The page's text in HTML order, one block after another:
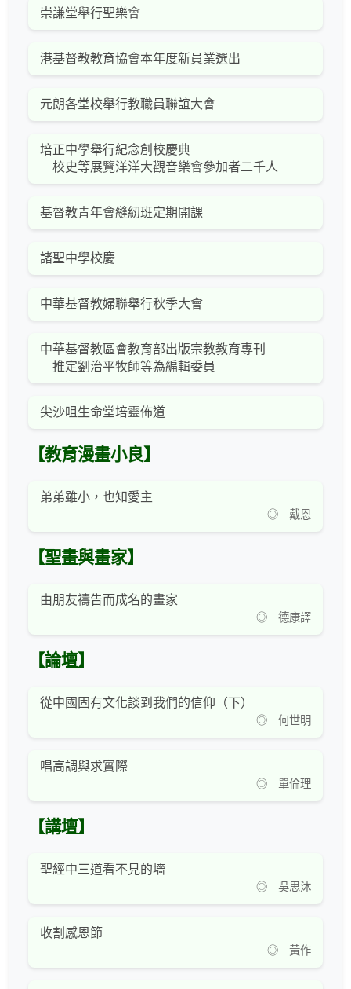
崇謙堂舉行聖樂會
港基督教教育協會本年度新員業選出
元朗各堂校舉行教職員聯誼大會
培正中學舉行紀念創校慶典
校史等展覽洋洋大觀音樂會參加者二千人
基督教青年會縫紉班定期開課
諸聖中學校慶
中華基督教婦聯舉行秋季大會
中華基督教區會教育部出版宗教教育專刊
推定劉治平牧師等為編輯委員
尖沙咀生命堂培靈佈道
【教育漫畫小良】
弟弟雖小，也知愛主
◎ 戴恩
【聖畫與畫家】
由朋友禱告而成名的畫家
◎ 德康譯
【論壇】
從中國固有文化談到我們的信仰（下）
◎ 何世明
唱高調與求實際
◎ 單倫理
【講壇】
聖經中三道看不見的墻
◎ 吳思沐
收割感恩節
◎ 黃作